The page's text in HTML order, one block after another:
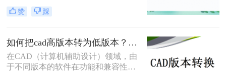
的差异，经常需要将高版本的CAD文
件转换为低版本以满足特定的软件版
容性。那么cad高版本怎么转低版本
呢？以下将详细介绍几种将CAD高版
本转换为低版本的方法。
赞 踩
如何把cad高版本转为低版本？这3个方法轻松转换cad图纸版本！
在CAD（计算机辅助设计）领域，由
于不同版本的软件在功能和兼容性上